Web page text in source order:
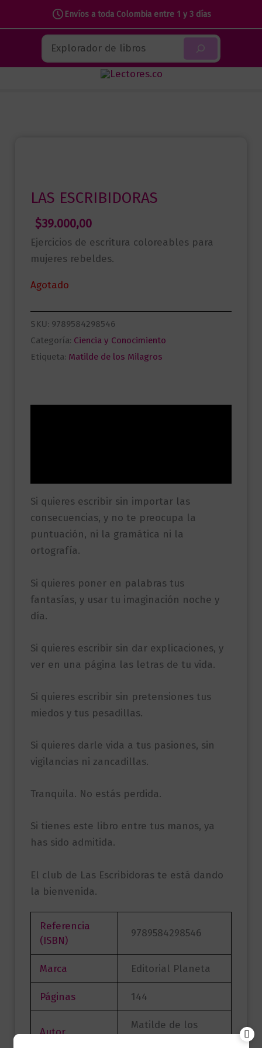
Envíos a toda Colombia entre 1 y 3 días
contenido
Buscar
LAS ESCRIBIDORAS
$39.000,00
Ejercicios de escritura coloreables para
mujeres rebeldes.
Agotado
SKU: 9789584298546
Categoría: Ciencia y Conocimiento
Etiqueta: Matilde de los Milagros
Si quieres escribir sin importar las
consecuencias, y no te preocupa la
puntuación, ni la gramática ni la
ortografía.
Si quieres poner en palabras tus
fantasías, y usar tu imaginación noche y
día.
Si quieres escribir sin dar explicaciones, y
ver en una página las letras de tu vida.
Si quieres escribir sin pretensiones tus
miedos y tus pesadillas.
Si quieres darle vida a tus pasiones, sin
vigilancias ni zancadillas.
Tranquila. No estás perdida.
Si tienes este libro entre tus manos, ya
has sido admitida.
El club de Las Escribidoras te está dando
la bienvenida.
Referencia
(ISBN)
9789584298546
Marca Editorial Planeta
Páginas 144
Autor
Matilde de los